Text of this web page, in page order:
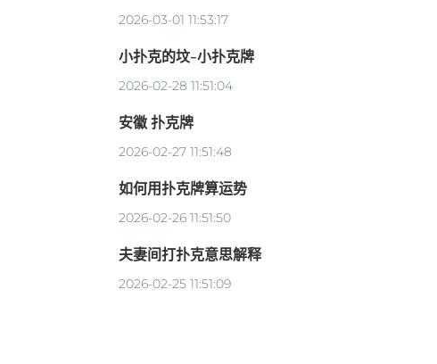
2026-03-01 11:53:17
小扑克的坟-小扑克牌
2026-02-28 11:51:04
安徽 扑克牌
2026-02-27 11:51:48
如何用扑克牌算运势
2026-02-26 11:51:50
夫妻间打扑克意思解释
2026-02-25 11:51:09